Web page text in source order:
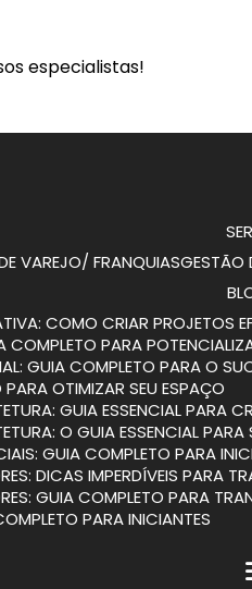
especialistas!
VAREJO/ FRANQUIAS
COMO CRIAR PROJETOS
COMPLETO PARA
GUIA COMPLETO PARA O
PARA OTIMIZAR SEU ESPAÇO
GUIA ESSENCIAL PARA
O GUIA ESSENCIAL PARA
GUIA COMPLETO PARA
DICAS IMPERDÍVEIS PARA
GUIA COMPLETO PARA
PARA INICIANTES